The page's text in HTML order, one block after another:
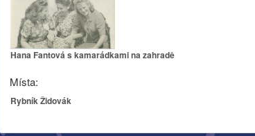
Hana Fantová s kamarádkami na zahradě
Místa:
Rybník Židovák